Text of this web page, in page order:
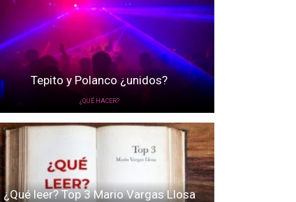
Tepito y Polanco ¿unidos?
¿QUÉ HACER?
¿Qué leer? Top 3 Mario Vargas Llosa